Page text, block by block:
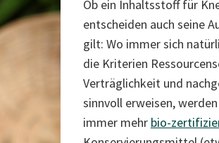
Ob ein Inhaltsstoff für
entscheiden auch seine
gilt: Wo immer sich
die Kriterien
Verträglichkeit und
sinnvoll erweisen,
immer mehr bio-